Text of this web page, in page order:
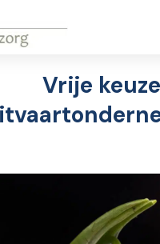
Vrije keuze